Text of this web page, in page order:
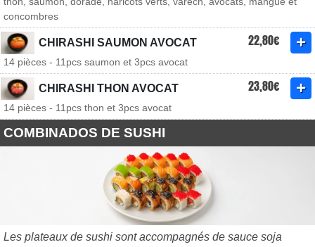
concombres
CHIRASHI SAUMON AVOCAT 22,80€
14 pièces - 11pcs saumon et 3pcs avocat
CHIRASHI THON AVOCAT 23,80€
14 pièces - 11pcs thon et 3pcs avocat
COMBINADOS DE SUSHI
Les plateaux de sushi sont accompagnés de sauce soja